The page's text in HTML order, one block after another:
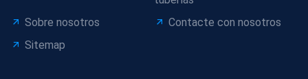
Sobre nosotros
Contacte con nosotros
Sitemap